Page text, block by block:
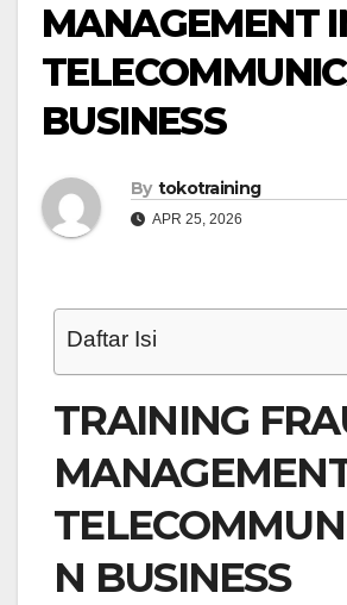
MANAGEMENT
BUSINESS
By tokotraining
APR 25, 2026
Daftar Isi
TRAINING
N BUSINESS